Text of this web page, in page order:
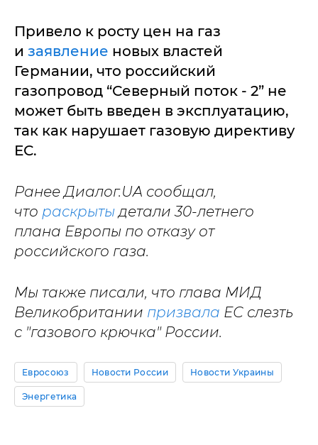
Привело к росту цен на газ
и заявление новых властей
Германии, что российский
газопровод “Северный поток - 2” не
может быть введен в эксплуатацию,
так как нарушает газовую директиву
ЕС.
Ранее Диалог.UA сообщал,
что раскрытыдетали 30-летнего
плана Европы по отказу от
российского газа.
Мы также писали, что глава МИД
Великобритании призвала ЕС слезть
с "газового крючка" России.
Евросоюз Новости России Новости Украины
Энергетика